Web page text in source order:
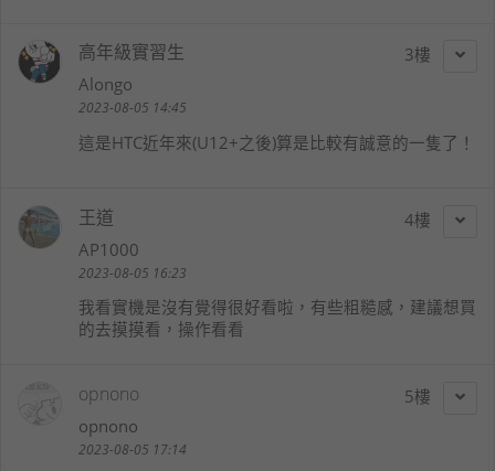
3
高年級實習生
Alongo
2023-08-05 14:45
這是HTC近年來(U12+之後)算是比較有誠意的一隻了！
4
王道
AP1000
2023-08-05 16:23
我看實機是沒有覺得很好看啦，有些粗糙感，建議想買
的去摸摸看，操作看看
5
opnono
opnono
2023-08-05 17:14